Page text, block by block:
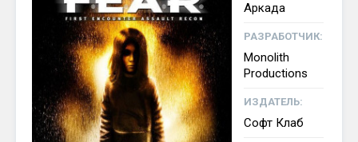
Аркада
РАЗРАБОТЧИК:
Monolith
Productions
ИЗДАТЕЛЬ:
Софт Клаб